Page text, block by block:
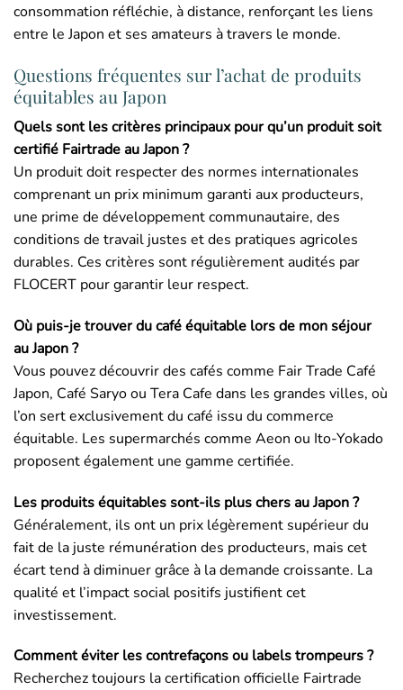
consommation réfléchie, à distance, renforçant les liens
entre le Japon et ses amateurs à travers le monde.
Questions fréquentes sur l’achat de produits
équitables au Japon
Quels sont les critères principaux pour qu’un produit soit
certifié Fairtrade au Japon ?
Un produit doit respecter des normes internationales
comprenant un prix minimum garanti aux producteurs,
une prime de développement communautaire, des
conditions de travail justes et des pratiques agricoles
durables. Ces critères sont régulièrement audités par
FLOCERT pour garantir leur respect.
Où puis-je trouver du café équitable lors de mon séjour
au Japon ?
Vous pouvez découvrir des cafés comme Fair Trade Café
Japon, Café Saryo ou Tera Cafe dans les grandes villes, où
l’on sert exclusivement du café issu du commerce
équitable. Les supermarchés comme Aeon ou Ito-Yokado
proposent également une gamme certifiée.
Les produits équitables sont-ils plus chers au Japon ?
Généralement, ils ont un prix légèrement supérieur du
fait de la juste rémunération des producteurs, mais cet
écart tend à diminuer grâce à la demande croissante. La
qualité et l’impact social positifs justifient cet
investissement.
Comment éviter les contrefaçons ou labels trompeurs ?
Recherchez toujours la certification officielle Fairtrade